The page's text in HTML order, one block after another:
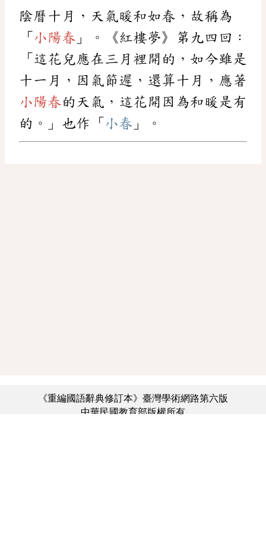
陰曆十月，天氣暖和如春，故稱為
「 小陽春 」。《紅樓夢》第九四回：
「這花兒應在三月裡開的，如今雖是
十一月，因氣節遲，還算十月，應著
小陽春的天氣，這花開因為和暖是有
的。」也作「 小春 」。
《重編國語辭典修訂本》臺灣學術網路第六版
中華民國教育部版權所有